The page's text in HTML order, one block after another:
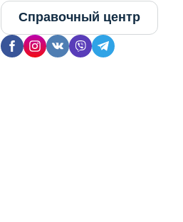
Справочный центр